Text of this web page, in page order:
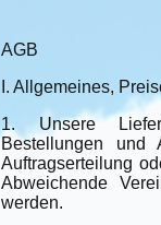
AGB
I. Allgemeines,
1. Unsere
Bestellungen und
Auftragserteilung
Abweichende
werden.